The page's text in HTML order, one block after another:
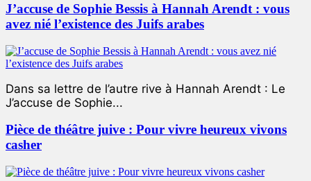
J’accuse de Sophie Bessis à Hannah Arendt : vous
avez nié l’existence des Juifs arabes
Dans sa lettre de l’autre rive à Hannah Arendt : Le
J’accuse de Sophie...
Pièce de théâtre juive : Pour vivre heureux vivons
casher